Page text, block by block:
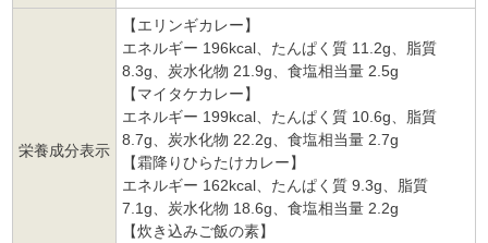
栄養成分表示
【エリンギカレー】
エネルギー 196kcal、たんぱく質 11.2g、脂質
8.3g、炭水化物 21.9g、食塩相当量 2.5g
【マイタケカレー】
エネルギー 199kcal、たんぱく質 10.6g、脂質
8.7g、炭水化物 22.2g、食塩相当量 2.7g
【霜降りひらたけカレー】
エネルギー 162kcal、たんぱく質 9.3g、脂質
7.1g、炭水化物 18.6g、食塩相当量 2.2g
【炊き込みご飯の素】